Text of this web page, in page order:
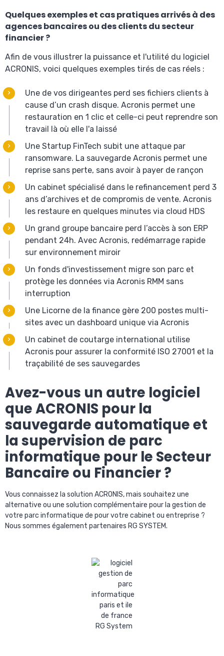
Quelques exemples et cas pratiques arrivés à des
agences bancaires ou des clients du secteur
financier ?
Afin de vous illustrer la puissance et l'utilité du logiciel
ACRONIS, voici quelques exemples tirés de cas réels :
Une de vos dirigeantes perd ses fichiers clients à
cause d’un crash disque. Acronis permet une
restauration en 1 clic et celle-ci peut reprendre son
travail là où elle l'a laissé
Une Startup FinTech subit une attaque par
ransomware. La sauvegarde Acronis permet une
reprise sans perte, sans avoir à payer de rançon
Un cabinet spécialisé dans le refinancement perd 3
ans d’archives et de compromis de vente. Acronis
les restaure en quelques minutes via cloud HDS
Un grand groupe bancaire perd l’accès à son ERP
pendant 24h. Avec Acronis, redémarrage rapide
sur environnement miroir
Un fonds d'investissement migre son parc et
protège les données via Acronis RMM sans
interruption
Une Licorne de la finance gère 200 postes multi-
sites avec un dashboard unique via Acronis
Un cabinet de coutarge international utilise
Acronis pour assurer la conformité ISO 27001 et la
traçabilité de ses sauvegardes
Avez-vous un autre logiciel
que ACRONIS pour la
sauvegarde automatique et
la supervision de parc
informatique pour le Secteur
Bancaire ou Financier ?
Vous connaissez la solution ACRONIS, mais souhaitez une
alternative ou une solution complémentaire pour la gestion de
votre parc informatique de pour votre cabinet ou entreprise ?
Nous sommes également partenaires RG SYSTEM.